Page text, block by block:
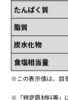
たんぱく質
脂質
炭水化物
食塩相当量
※この表示値は、目
※「特定原材料等」